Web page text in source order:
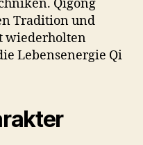
Qigong
Tradition und
wiederholten
Lebensenergie Qi